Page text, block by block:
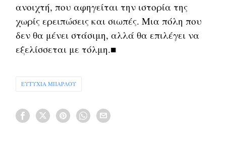
ανοιχτή, που αφηγείται την ιστορία της
χωρίς ερειπώσεις και σιωπές. Μια πόλη που
δεν θα μένει στάσιμη, αλλά θα επιλέγει να
εξελίσσεται με τόλμη.■
ΕΥΤΥΧΙΑ ΜΠΑΡΛΟΥ